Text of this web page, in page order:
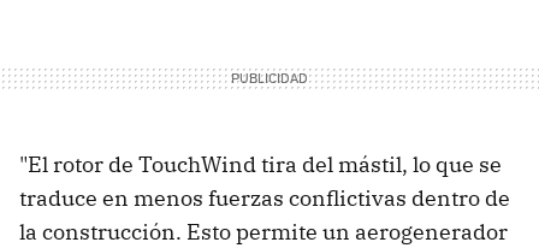
"El rotor de TouchWind tira del mástil, lo que se
traduce en menos fuerzas conflictivas dentro de
la construcción. Esto permite un aerogenerador